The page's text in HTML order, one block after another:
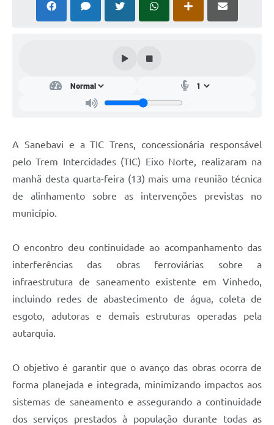
A Sanebavi e a TIC Trens, concessionária responsável
pelo Trem Intercidades (TIC) Eixo Norte, realizaram na
manhã desta quarta-feira (13) mais uma reunião técnica
de alinhamento sobre as intervenções previstas no
município.
O encontro deu continuidade ao acompanhamento das
interferências das obras ferroviárias sobre a
infraestrutura de saneamento existente em Vinhedo,
incluindo redes de abastecimento de água, coleta de
esgoto, adutoras e demais estruturas operadas pela
autarquia.
O objetivo é garantir que o avanço das obras ocorra de
forma planejada e integrada, minimizando impactos aos
sistemas de saneamento e assegurando a continuidade
dos serviços prestados à população durante todas as